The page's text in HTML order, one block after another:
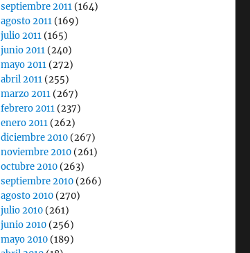
septiembre 2011 (164)
agosto 2011 (169)
julio 2011 (165)
junio 2011 (240)
mayo 2011 (272)
abril 2011 (255)
marzo 2011 (267)
febrero 2011 (237)
enero 2011 (262)
diciembre 2010 (267)
noviembre 2010 (261)
octubre 2010 (263)
septiembre 2010 (266)
agosto 2010 (270)
julio 2010 (261)
junio 2010 (256)
mayo 2010 (189)